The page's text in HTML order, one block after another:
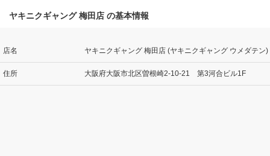
ヤキニクギャング 梅田店 の基本情報
店名 ヤキニクギャング 梅田店 (ヤキニクギャング ウメダテン)
住所 大阪府大阪市北区曽根崎2-10-21 第3河合ビル1F